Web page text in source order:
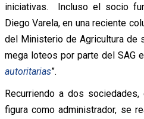
iniciativas. Incluso el socio
Diego Varela, en una reciente
del Ministerio de Agricultura de
mega loteos por parte del SAG
autoritarias”.
Recurriendo a dos
figura como administrador, se